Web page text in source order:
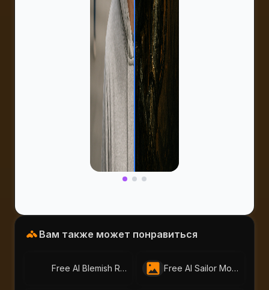
Вам также может понравиться
Free AI Blemish Remover – Perfect Portraits with AI-Portraits.org Free AI Sailor Moon Filter | Create Anime Portraits with AI-Portraits.org